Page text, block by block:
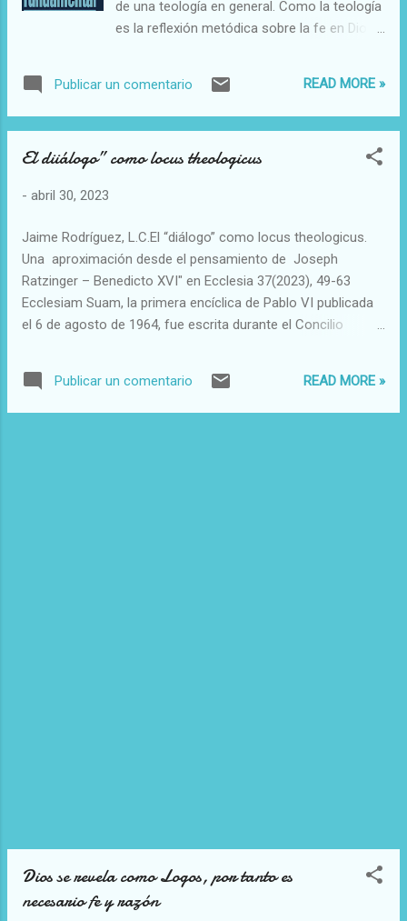
expresan ...
de una teología en general. Como la teología
es la reflexión metódica sobre la fe en Dios
Iglesia, afectan a los fundamentos de la
teología las cuestiones referentes a la fe y a
mediación y tradición de la fe por la Iglesia.
más débil, sino que son ellos mismos objeto
de conocimiento humano y de comprensión
racional. En la teología fundamental se trata,
por tanto, de demostrar la credibilidad de la
fe, para que el cristiano esté en condiciones
de su esperanza, como se dice en un texto
Publicar un comentario READ MORE »
El diiálogo” como locus theologicus
- abril 30, 2023
Jaime Rodríguez, L.C.El “diálogo” como locus theologicus.
Una aproximación desde el pensamiento de Joseph
Ratzinger – Benedicto XVI" en Ecclesia 37(2023), 49-63
Ecclesiam Suam, la primera encíclica de Pablo VI publicada
el 6 de agosto de 1964, fue escrita durante el Concilio
programático del pontificado del Pablo VI. Su deseo era
abrir a la Iglesia al diálogo con el mundo sin renunciar a la
propia identidad. La vida y obra de Joseph Ratzinger –
Publicar un comentario READ MORE »
Dios se revela como Logos, por tanto es
necesario fe y razón